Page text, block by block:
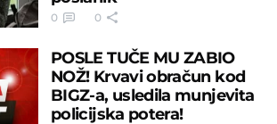
0 0
POSLE TUČE MU ZABIO
NOŽ! Krvavi obračun kod
BIGZ-a, usledila munjevita
policijska potera!